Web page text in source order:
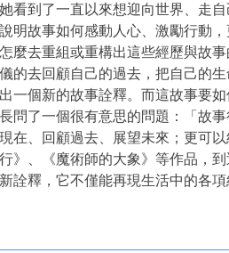
看到了一直以來想迎向世界、走
明故事如何感動人心、激勵行動
麼去重組或重構出這些經歷與故
的去回顧自己的過去，把自己的
一個新的故事詮釋。而這故事要如
問了一個很有意思的問題：「故
在、回顧過去、展望未來；更可
》、《魔術師的大象》等作品，
詮釋，它不僅能再現生活中的各